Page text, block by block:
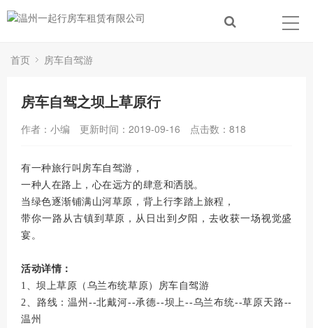
首页 房车自驾游
房车自驾之坝上草原行
作者：小编 更新时间：2019-09-16 点击数： 818
有一种旅行叫房车自驾游，
一种人在路上，心在远方的肆意和洒脱。
当绿色逐渐铺满山河草原，背上行李踏上旅程，
带你一路从古镇到草原，从日出到夕阳， 去收获一场视觉盛
宴。
活动详情：
1、坝上草原（乌兰布统草原）房车自驾游
2、路线：温州--北戴河--承德--坝上--乌兰布统--草原天路--
温州